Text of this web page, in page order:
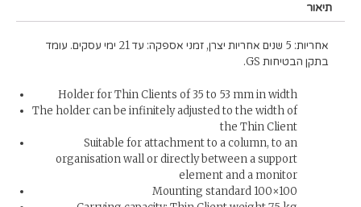
תיאור
אחריות: 5 שנים אחריות יצרן, זמני אספקה: עד 21 ימי עסקים. עומד
בתקן הבטיחות GS.
Holder for Thin Clients of 35 to 53 mm in width
The holder can be infinitely adjusted to the width of
the Thin Client
Suitable for attachment to a column, to an
organisation wall or directly between a support
element and a monitor
Mounting standard 100×100